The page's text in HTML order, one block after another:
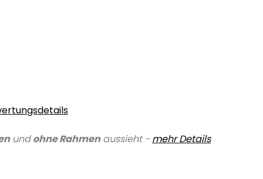
undohne Rahmenaussieht - mehr Details